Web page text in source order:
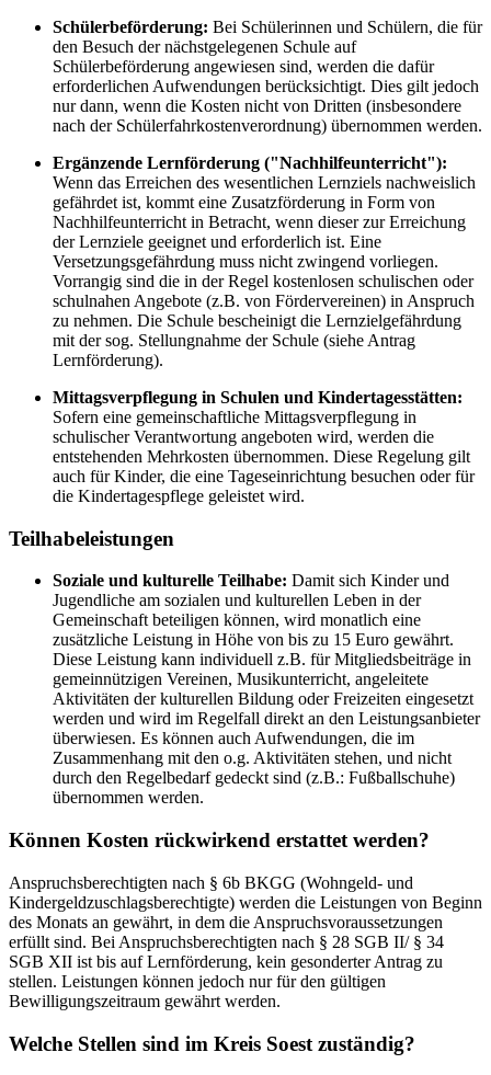
Schülerbeförderung: Bei Schülerinnen und Schülern, die für
den Besuch der nächstgelegenen Schule auf
Schülerbeförderung angewiesen sind, werden die dafür
erforderlichen Aufwendungen berücksichtigt. Dies gilt jedoch
nur dann, wenn die Kosten nicht von Dritten (insbesondere
nach der Schülerfahrkostenverordnung) übernommen werden.
Ergänzende Lernförderung ("Nachhilfeunterricht"):
Wenn das Erreichen des wesentlichen Lernziels nachweislich
gefährdet ist, kommt eine Zusatzförderung in Form von
Nachhilfeunterricht in Betracht, wenn dieser zur Erreichung
der Lernziele geeignet und erforderlich ist. Eine
Versetzungsgefährdung muss nicht zwingend vorliegen.
Vorrangig sind die in der Regel kostenlosen schulischen oder
schulnahen Angebote (z.B. von Fördervereinen) in Anspruch
zu nehmen. Die Schule bescheinigt die Lernzielgefährdung
mit der sog. Stellungnahme der Schule (siehe Antrag
Lernförderung).
Mittagsverpflegung in Schulen und Kindertagesstätten:
Sofern eine gemeinschaftliche Mittagsverpflegung in
schulischer Verantwortung angeboten wird, werden die
entstehenden Mehrkosten übernommen. Diese Regelung gilt
auch für Kinder, die eine Tageseinrichtung besuchen oder für
die Kindertagespflege geleistet wird.
Teilhabeleistungen
Soziale und kulturelle Teilhabe: Damit sich Kinder und
Jugendliche am sozialen und kulturellen Leben in der
Gemeinschaft beteiligen können, wird monatlich eine
zusätzliche Leistung in Höhe von bis zu 15 Euro gewährt.
Diese Leistung kann individuell z.B. für Mitgliedsbeiträge in
gemeinnützigen Vereinen, Musikunterricht, angeleitete
Aktivitäten der kulturellen Bildung oder Freizeiten eingesetzt
werden und wird im Regelfall direkt an den Leistungsanbieter
überwiesen. Es können auch Aufwendungen, die im
Zusammenhang mit den o.g. Aktivitäten stehen, und nicht
durch den Regelbedarf gedeckt sind (z.B.: Fußballschuhe)
übernommen werden.
Können Kosten rückwirkend erstattet werden?
Anspruchsberechtigten nach § 6b BKGG (Wohngeld- und
Kindergeldzuschlagsberechtigte) werden die Leistungen von Beginn
des Monats an gewährt, in dem die Anspruchsvoraussetzungen
erfüllt sind. Bei Anspruchsberechtigten nach § 28 SGB II/ § 34
SGB XII ist bis auf Lernförderung, kein gesonderter Antrag zu
stellen. Leistungen können jedoch nur für den gültigen
Bewilligungszeitraum gewährt werden.
Welche Stellen sind im Kreis Soest zuständig?